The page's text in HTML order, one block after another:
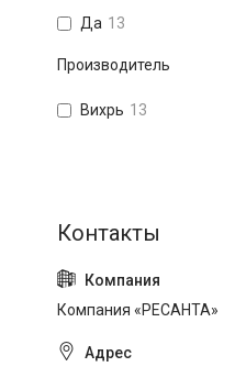
Да 13
Производитель
Вихрь 13
Компания «РЕСАНТА»